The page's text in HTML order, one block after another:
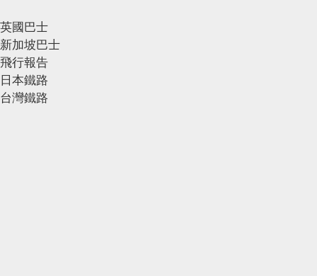
英國巴士
新加坡巴士
飛行報告
日本鐵路
台灣鐵路